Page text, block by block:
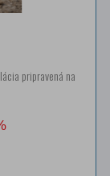
pripravená na